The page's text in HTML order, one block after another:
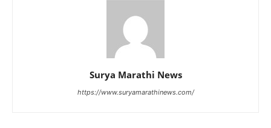
Surya Marathi News
https://www.suryamarathinews.com/